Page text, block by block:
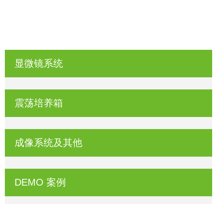
显微镜系统
震荡培养箱
成像系统及其他
DEMO 案例